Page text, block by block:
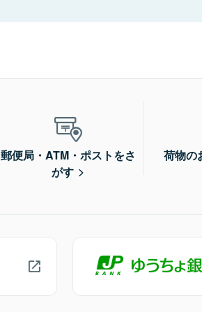
郵便局・ATM・ポストをさ
がす
荷物の